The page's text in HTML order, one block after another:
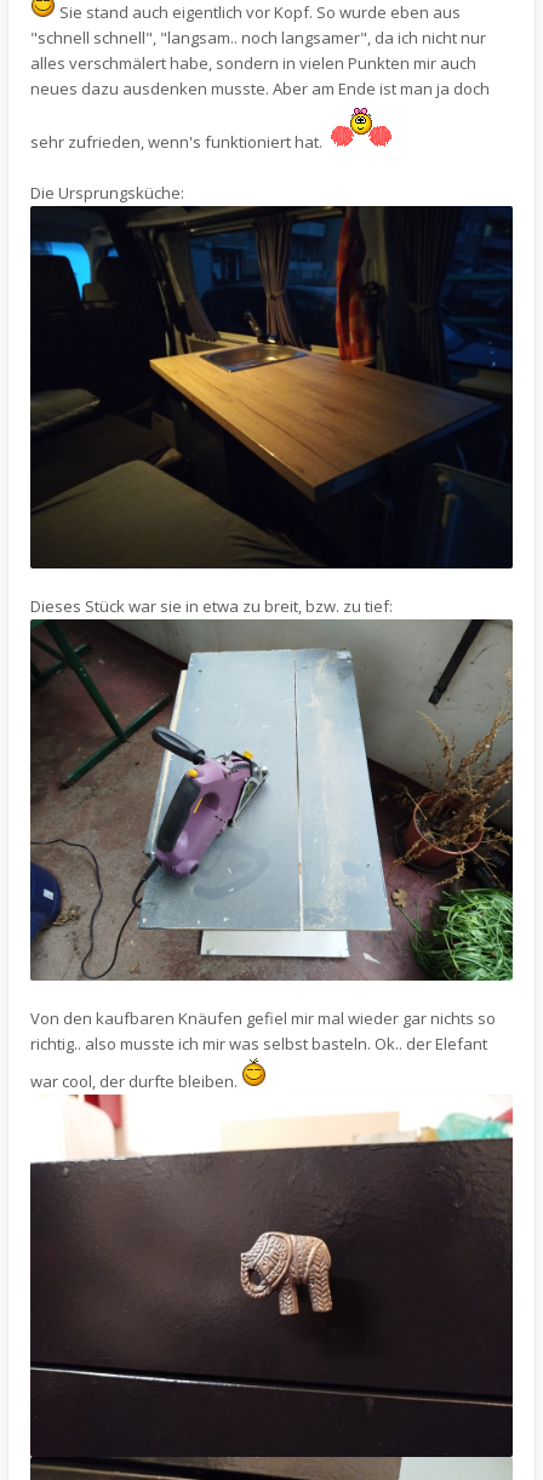
Sie stand auch eigentlich vor Kopf. So wurde eben aus
"schnell schnell", "langsam.. noch langsamer", da ich nicht nur
alles verschmälert habe, sondern in vielen Punkten mir auch
neues dazu ausdenken musste. Aber am Ende ist man ja doch
sehr zufrieden, wenn's funktioniert hat.
Die Ursprungsküche:
Dieses Stück war sie in etwa zu breit, bzw. zu tief:
Von den kaufbaren Knäufen gefiel mir mal wieder gar nichts so
richtig.. also musste ich mir was selbst basteln. Ok.. der Elefant
war cool, der durfte bleiben.